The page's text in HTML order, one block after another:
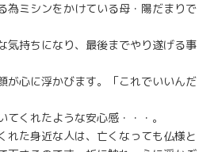
為ミシンをかけている母・陽だまりで
気持ちになり、最後までやり遂げる事
が心に浮かびます。「これでいいんだ
てくれたような安心感・・・。
れた身近な人は、亡くなっても仏様と